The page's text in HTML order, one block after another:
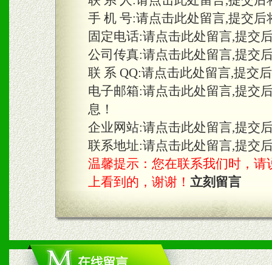
三、物料及媒体
1、免费提供体验及宣传彩
2、不定期在各大知名网站
知名度和影响力。
3、根据地方实际情况提供
具。
四、市场操作及支持
1、根据区域市场协助制定
2、根据具体情况公司给予
手 机 号:请点击此处留言,提交
固定电话:请点击此处留言,提交
公司传真:请点击此处留言,提交
联 系 QQ:请点击此处留言,提交
电子邮箱:请点击此处留言,提交
息！
企业网站:请点击此处留言,提交
联系地址:请点击此处留言,提交
温馨提示：您在联系我们时，请
上看到的，谢谢！ 立刻留言